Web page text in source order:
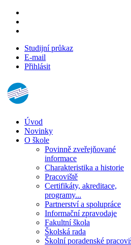
Studijní průkaz
E-mail
Přihlásit
Úvod
Novinky
O škole
Povinně zveřejňované
informace
Charakteristika a historie
Pracoviště
Certifikáty, akreditace,
programy...
Partnerství a spolupráce
Informační zpravodaje
Fakultní škola
Školská rada
Školní poradenské